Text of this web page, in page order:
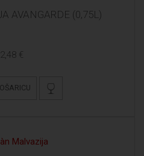
AVANGARDE (0,75L)
12,48 €